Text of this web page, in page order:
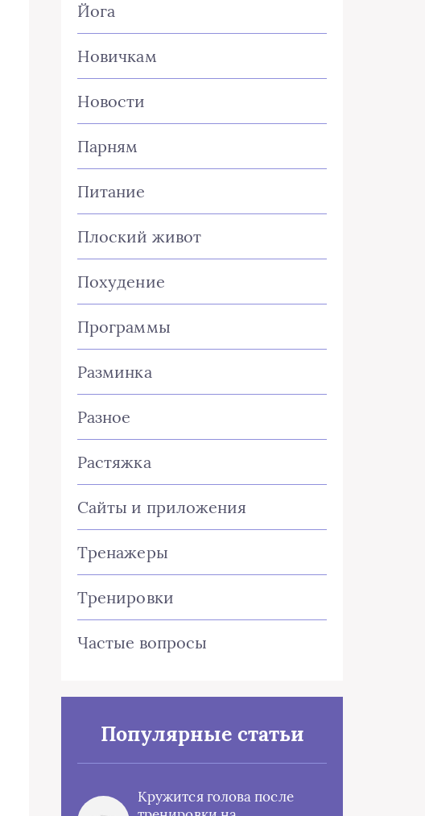
Йога
Новичкам
Новости
Парням
Питание
Плоский живот
Похудение
Программы
Разминка
Разное
Растяжка
Сайты и приложения
Тренажеры
Тренировки
Частые вопросы
Популярные статьи
Кружится голова после